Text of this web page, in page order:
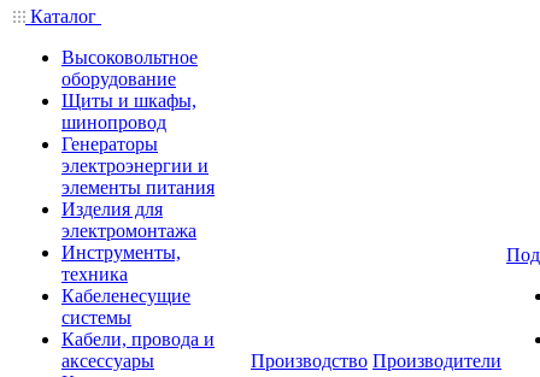
Каталог
Высоковольтное
оборудование
Щиты и шкафы,
шинопровод
Генераторы
электроэнергии и
элементы питания
Изделия для
электромонтажа
Инструменты,
техника
Кабеленесущие
системы
Кабели, провода и
аксессуары
Производство Производители